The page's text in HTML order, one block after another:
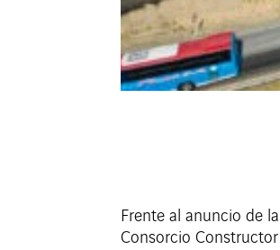
Frente al anuncio de
Consorcio